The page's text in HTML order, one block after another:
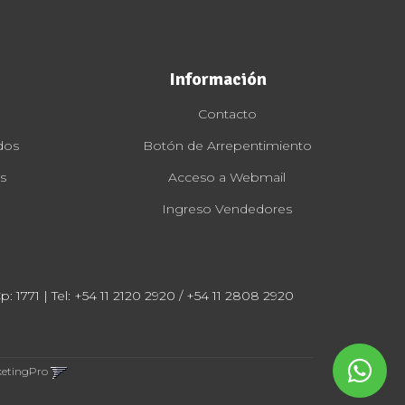
Información
Contacto
Botón de Arrepentimiento
Acceso a Webmail
Ingreso Vendedores
1771 | Tel: +54 11 2120 2920 / +54 11 2808 2920